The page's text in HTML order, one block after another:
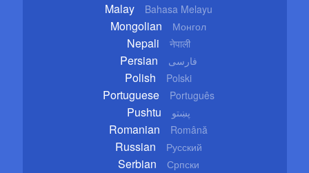
Malay Bahasa Melayu
Mongolian Монгол
Nepali नेपाली
Persian فارسی
Polish Polski
Portuguese Português
Pushtu پښتو
Romanian Română
Russian Русский
Serbian Српски